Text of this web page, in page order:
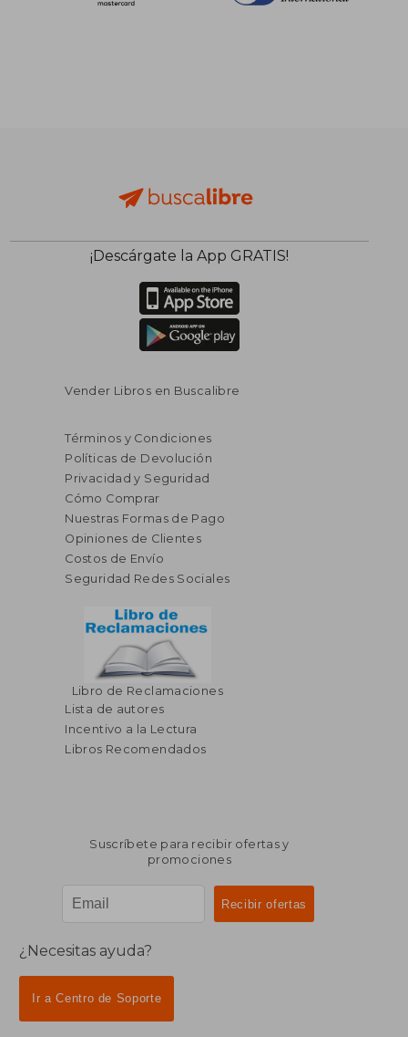
¡Descárgate la App GRATIS!
Vender Libros en Buscalibre
Términos y Condiciones
Políticas de Devolución
Privacidad y Seguridad
Cómo Comprar
Nuestras Formas de Pago
Opiniones de Clientes
Costos de Envío
Seguridad Redes Sociales
Libro de Reclamaciones
Lista de autores
Incentivo a la Lectura
Libros Recomendados
Suscríbete para recibir ofertas y
promociones
¿Necesitas ayuda?
Ir a Centro de Soporte